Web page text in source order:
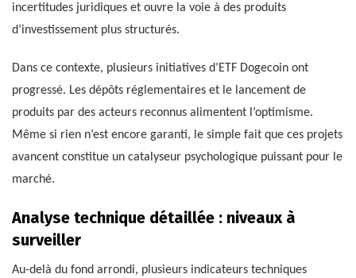
incertitudes juridiques et ouvre la voie à des produits
d’investissement plus structurés.
Dans ce contexte, plusieurs initiatives d’ETF Dogecoin ont
progressé. Les dépôts réglementaires et le lancement de
produits par des acteurs reconnus alimentent l’optimisme.
Même si rien n’est encore garanti, le simple fait que ces projets
avancent constitue un catalyseur psychologique puissant pour le
marché.
Analyse technique détaillée : niveaux à
surveiller
Au-delà du fond arrondi, plusieurs indicateurs techniques